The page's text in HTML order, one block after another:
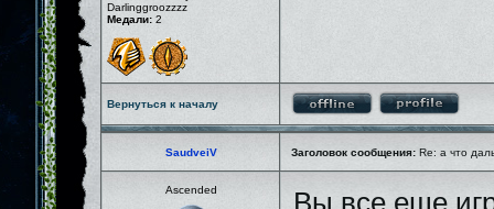
Darlinggroozzzz
Медали: 2
Вернуться к началу
SaudveiV Заголовок сообщения: Re: а что
Ascended
Вы все еще